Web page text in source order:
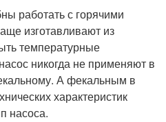
работать с горячими
изготавливают из
температурные
никогда не применяют в
А фекальным в
характеристик
насоса.